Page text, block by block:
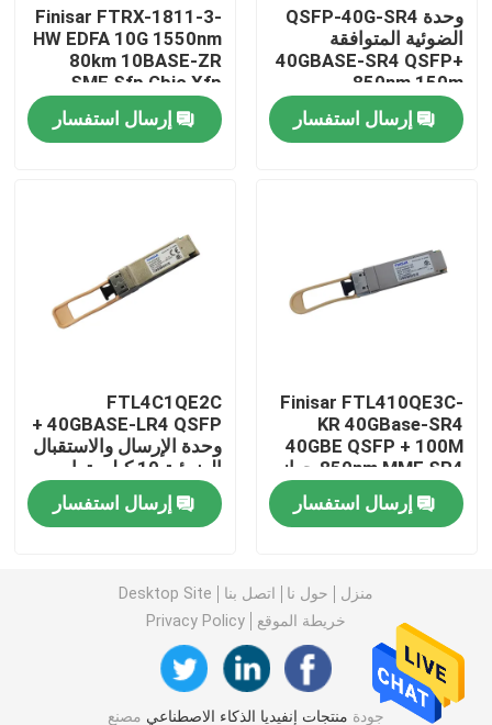
أخبار
منتجات إنفيديا الذكاء الاصطناعي
وحدة 25G SFP28
جهاز الإرسال والاستقبال البصري Finisar
بطاقة محول الشبكة
مفتاح Brocade SAN
رخصة بروكيد POD
وحدة QSFP-40G-SR4
الضوئية المتوافقة
40GBASE-SR4 QSFP+
850nm 150m
MTP/MPO
Transceiverإرسال استفسار
Finisar FTRX-1811-3-
HW EDFA 10G 1550nm
80km 10BASE-ZR
SMF Sfp Gbic Xfp
Qsfp
إرسال استفسار
Finisar FTL410QE3C-
KR 40GBase-SR4
40GBE QSFP + 100M
850nm MMF SR4 جهاز
الإرسال والاستقبال SFP
مبرمج الكتابةإرسال استفسار
FTL4C1QE2C
40GBASE-LR4 QSFP +
وحدة الإرسال والاستقبال
الضوئية 10 كيلومترات
أحادية الوضع
إرسال استفسار
منزل حول نا اتصل بنا
Desktop Site
خريطة الموقع
Privacy Policy
جودة منتجات إنفيديا الذكاء الاصطناعي مصنع